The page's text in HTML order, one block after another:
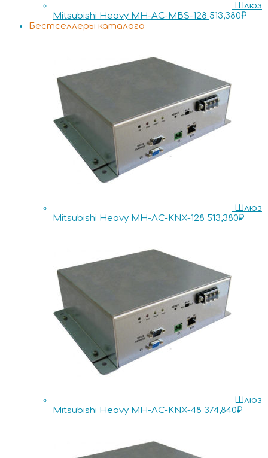
Шлюз
Mitsubishi Heavy MH-AC-MBS-128 513,380₽
Бестселлеры каталога
Шлюз
Mitsubishi Heavy MH-AC-KNX-128 513,380₽
Шлюз
Mitsubishi Heavy MH-AC-KNX-48 374,840₽